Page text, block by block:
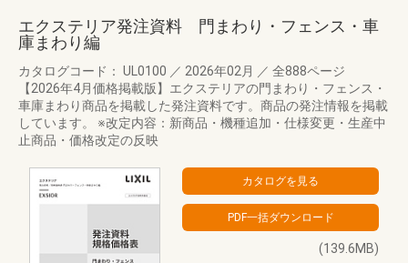
エクステリア発注資料 門まわり・フェンス・車
庫まわり編
カタログコード： UL0100 ／ 2026年02月 ／ 全888ページ
【2026年4月価格掲載版】エクステリアの門まわり・フェンス・
車庫まわり商品を掲載した発注資料です。商品の発注情報を掲載
しています。 ※改定内容：新商品・機種追加・仕様変更・生産中
止商品・価格改定の反映
(139.6MB)